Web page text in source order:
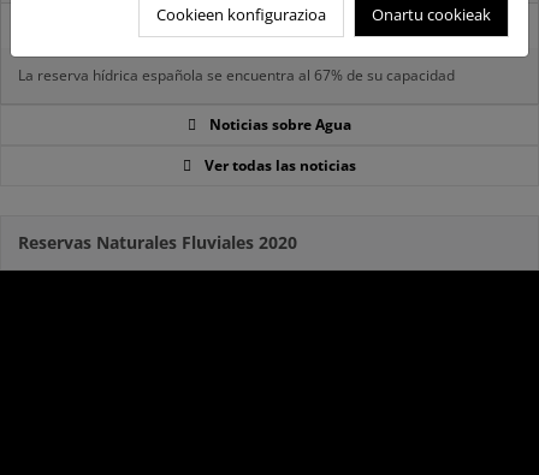
La reserva hídrica española se encuentra al 67% de su capacidad
Noticias sobre Agua
Ver todas las noticias
Reservas Naturales Fluviales 2020
Cookieen konfigurazioa Onartu cookieak